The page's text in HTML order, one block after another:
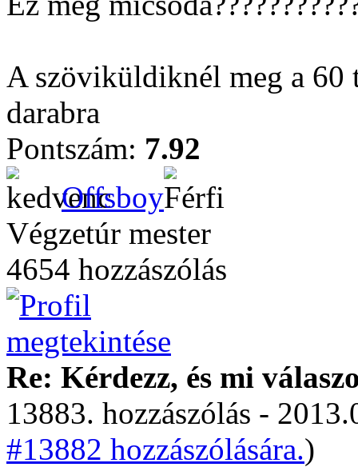
A szöviküldiknél meg a
darabra
Pontszám: 7.92
Offsboy
Végzetúr mester
4654 hozzászólás
Re: Kérdezz, és mi
13883. hozzászólás -
#13882 hozzászólására.)